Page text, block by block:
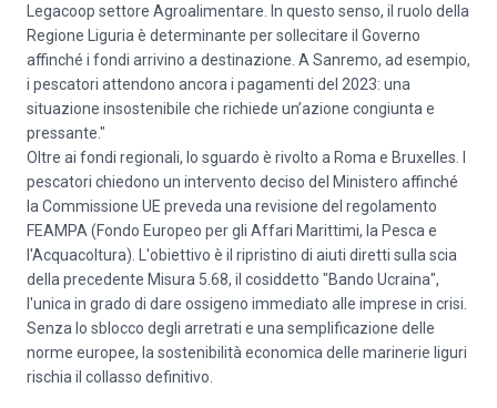
Legacoop settore Agroalimentare. In questo senso, il ruolo della
Regione Liguria è determinante per sollecitare il Governo
affinché i fondi arrivino a destinazione. A Sanremo, ad esempio,
i pescatori attendono ancora i pagamenti del 2023: una
situazione insostenibile che richiede un’azione congiunta e
pressante."
Oltre ai fondi regionali, lo sguardo è rivolto a Roma e Bruxelles. I
pescatori chiedono un intervento deciso del Ministero affinché
la Commissione UE preveda una revisione del regolamento
FEAMPA (Fondo Europeo per gli Affari Marittimi, la Pesca e
l'Acquacoltura). L'obiettivo è il ripristino di aiuti diretti sulla scia
della precedente Misura 5.68, il cosiddetto "Bando Ucraina",
l'unica in grado di dare ossigeno immediato alle imprese in crisi.
Senza lo sblocco degli arretrati e una semplificazione delle
norme europee, la sostenibilità economica delle marinerie liguri
rischia il collasso definitivo.